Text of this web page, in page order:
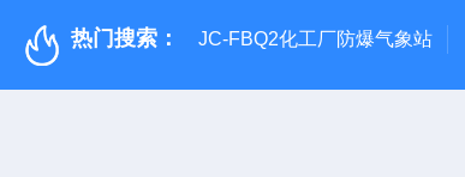
热门搜索： JC-FBQ2化工厂防爆气象站